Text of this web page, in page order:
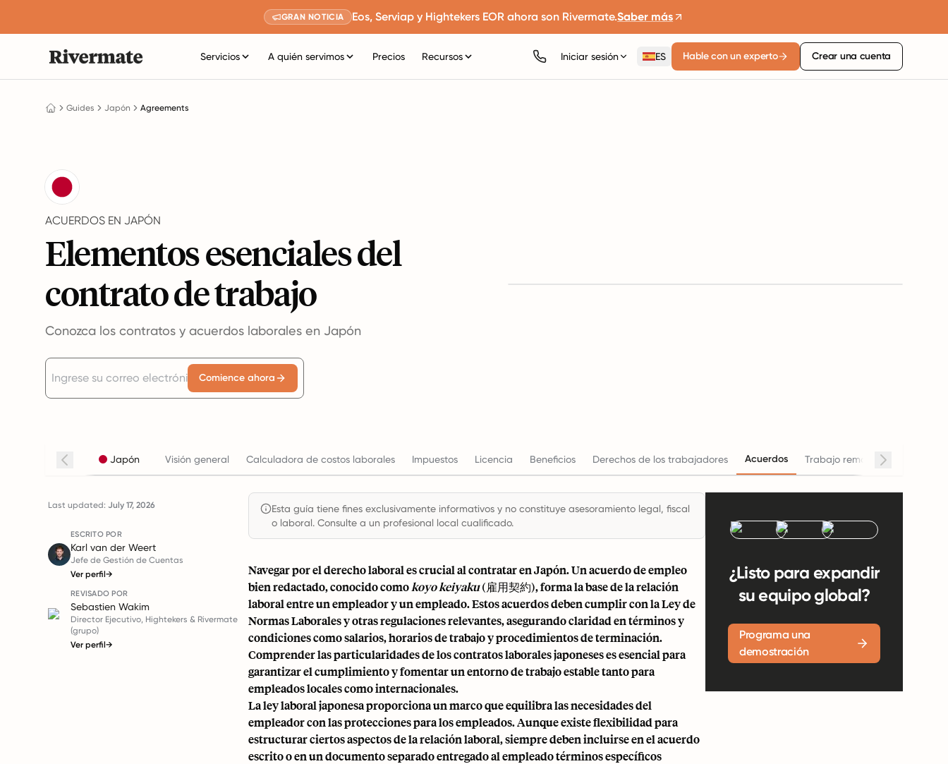
GRAN NOTICIA Eos, Serviap y Hightekers EOR ahora son Rivermate.Saber más
Servicios A quién servimos Precios Recursos Iniciar sesión ES Hable con un experto Crear una cuenta
Guides Japón Agreements
ACUERDOS EN JAPÓN
Elementos esenciales del
contrato de trabajo
Conozca los contratos y acuerdos laborales en Japón
Comience ahora
Japón Visión general Calculadora de costos laborales Impuestos Licencia Beneficios Derechos de los trabajadores Acuerdos Trabajo remoto
Last updated: July 17, 2026
ESCRITO POR
Karl van der Weert
Jefe de Gestión de Cuentas
Ver perfil→
REVISADO POR
Sebastien Wakim
Director Ejecutivo, Hightekers & Rivermate
(grupo)
Ver perfil→
Esta guía tiene fines exclusivamente informativos y no constituye asesoramiento legal, fiscal
o laboral. Consulte a un profesional local cualificado.
Navegar por el derecho laboral es crucial al contratar en Japón. Un acuerdo de empleo
bien redactado, conocido comokoyo keiyaku(雇用契約), forma la base de la relación
laboral entre un empleador y un empleado. Estos acuerdos deben cumplir con la Ley de
Normas Laborales y otras regulaciones relevantes, asegurando claridad en términos y
condiciones como salarios, horarios de trabajo y procedimientos de terminación.
Comprender las particularidades de los contratos laborales japoneses es esencial para
garantizar el cumplimiento y fomentar un entorno de trabajo estable tanto para
empleados locales como internacionales.
La ley laboral japonesa proporciona un marco que equilibra las necesidades del
empleador con las protecciones para los empleados. Aunque existe flexibilidad para
estructurar ciertos aspectos de la relación laboral, siempre deben incluirse en el acuerdo
escrito o en un documento separado entregado al empleado términos específicos
¿Listo para expandir
su equipo global?
Programa una
demostración